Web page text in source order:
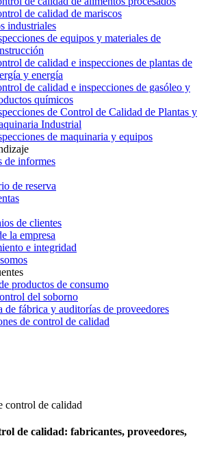
de calidad de mariscos
industriales
de equipos y materiales de
de calidad e inspecciones de plantas de
y energía
de calidad e inspecciones de gasóleo y
químicos
de Control de Calidad de Plantas y
Industrial
de maquinaria y equipos
de informes
de reserva
de clientes
la empresa
e integridad
productos de consumo
del soborno
de fábrica y auditorías de proveedores
de control de calidad
control de calidad
de calidad: fabricantes, proveedores,